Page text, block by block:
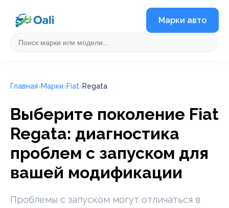
Марки авто
Главная Марки Fiat Regata
Выберите поколение Fiat
Regata: диагностика
проблем с запуском для
вашей модификации
Проблемы с запуском могут отличаться в